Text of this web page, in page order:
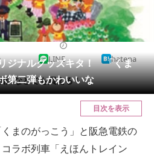
教育・育児
リサーチ
ジナルグッズキタ！ 「くま
第二弾もかわいいな
LINE hatena
岡などでも買える！
目次を表示
まのがっこう」と阪急電鉄の
コラボ列車「えほんトレイン